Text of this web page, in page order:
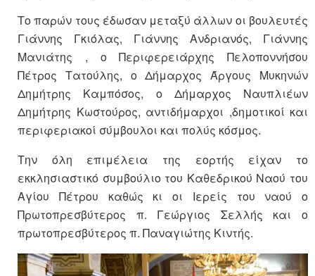
Το παρών τους έδωσαν μεταξύ άλλων οι βουλευτές
Γιάννης Γκιόλας, Γιάννης Ανδριανός, Γιάννης
Μανιάτης , ο Περιφερειάρχης Πελοποννήσου
Πέτρος Τατούλης, ο Δήμαρχος Άργους Μυκηνών
Δημήτρης Καμπόσος, ο Δήμαρχος Ναυπλιέων
Δημήτρης Κωστούρος, αντιδήμαρχοι ,δημοτικοί και
περιφεριακοί σύμβουλοι και πολύς κόσμος.
Την όλη επιμέλεια της εορτής είχαν το
εκκλησιαστικό συμβούλιο του Καθεδρικού Ναού του
Αγίου Πέτρου καθώς κι οι Ιερείς του ναού ο
Πρωτοπρεσβύτερος π. Γεώργιος Σελλής και ο
πρωτοπρεσβύτερος π. Παναγιώτης Κιντής.